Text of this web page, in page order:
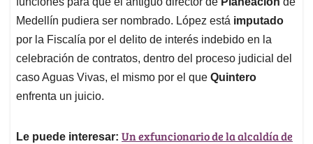
Medellín pudiera ser nombrado. López está imputado
por la Fiscalía por el delito de interés indebido en la
celebración de contratos, dentro del proceso judicial del
caso Aguas Vivas, el mismo por el que Quintero
enfrenta un juicio.
Le puede interesar: Un exfuncionario de la alcaldía de